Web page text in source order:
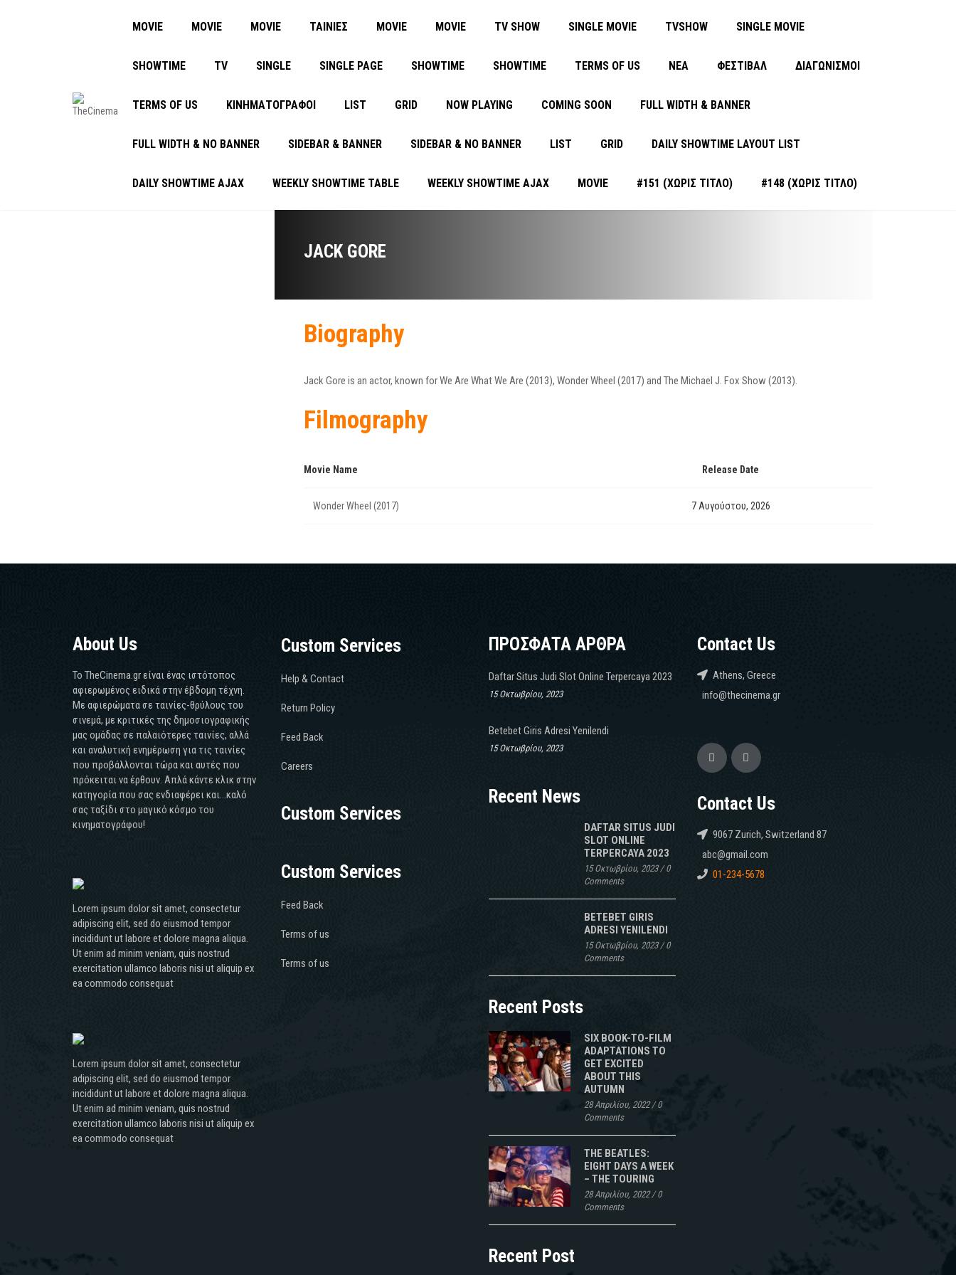
MOVIE MOVIE MOVIE ΤΑΙΝΙΕΣ MOVIE MOVIE TV SHOW SINGLE MOVIE TVSHOW SINGLE MOVIE
SHOWTIME TV SINGLE SINGLE PAGE SHOWTIME SHOWTIME TERMS OF US ΝΈΑ ΦΕΣΤΙΒΑΛ ΔΙΑΓΩΝΙΣΜΟΙ
TERMS OF US ΚΙΝΗΜΑΤΟΓΡΑΦΟΙ LIST GRID NOW PLAYING COMING SOON FULL WIDTH & BANNER
FULL WIDTH & NO BANNER SIDEBAR & BANNER SIDEBAR & NO BANNER LIST GRID DAILY SHOWTIME LAYOUT LIST
DAILY SHOWTIME AJAX WEEKLY SHOWTIME TABLE WEEKLY SHOWTIME AJAX MOVIE #151 (ΧΩΡΊΣ ΤΊΤΛΟ) #148 (ΧΩΡΊΣ ΤΊΤΛΟ)
JACK GORE
Biography
Jack Gore is an actor, known for We Are What We Are (2013), Wonder Wheel (2017) and The Michael J. Fox Show (2013).
Filmography
Movie Name Release Date
Wonder Wheel (2017) 7 Αυγούστου, 2026
About Us
Το TheCinema.gr είναι ένας ιστότοπος
αφιερωμένος ειδικά στην έβδομη τέχνη.
Με αφιερώματα σε ταινίες-θρύλους του
σινεμά, με κριτικές της δημοσιογραφικής
μας ομάδας σε παλαιότερες ταινίες, αλλά
και αναλυτική ενημέρωση για τις ταινίες
που προβάλλονται τώρα και αυτές που
πρόκειται να έρθουν. Απλά κάντε κλικ στην
κατηγορία που σας ενδιαφέρει και...καλό
σας ταξίδι στο μαγικό κόσμο του
κινηματογράφου!
Lorem ipsum dolor sit amet, consectetur
adipiscing elit, sed do eiusmod tempor
incididunt ut labore et dolore magna aliqua.
Ut enim ad minim veniam, quis nostrud
exercitation ullamco laboris nisi ut aliquip ex
ea commodo consequat
Lorem ipsum dolor sit amet, consectetur
adipiscing elit, sed do eiusmod tempor
incididunt ut labore et dolore magna aliqua.
Ut enim ad minim veniam, quis nostrud
exercitation ullamco laboris nisi ut aliquip ex
ea commodo consequat
Custom Services
Help & Contact
Return Policy
Feed Back
Careers
Custom Services
Custom Services
Feed Back
Terms of us
Terms of us
ΠΡΟΣΦΑΤΑ ΑΡΘΡΑ
Daftar Situs Judi Slot Online Terpercaya 2023
15 Οκτωβρίου, 2023
Betebet Giris Adresi Yenilendi
15 Οκτωβρίου, 2023
Recent News
DAFTAR SITUS JUDI
SLOT ONLINE
TERPERCAYA 2023
15 Οκτωβρίου, 2023/0
Comments
BETEBET GIRIS
ADRESI YENILENDI
15 Οκτωβρίου, 2023/0
Comments
Recent Posts
SIX BOOK-TO-FILM
ADAPTATIONS TO
GET EXCITED
ABOUT THIS
AUTUMN
28 Απριλίου, 2022/0
Comments
THE BEATLES:
EIGHT DAYS A WEEK
– THE TOURING
28 Απριλίου, 2022/0
Comments
Recent Post
Contact Us
Athens, Greece
info@thecinema.gr
Contact Us
9067 Zurich, Switzerland 87
abc@gmail.com
01-234-5678